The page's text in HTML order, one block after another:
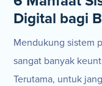
Digital bagi
Mendukung sistem
sangat banyak
Terutama, untuk